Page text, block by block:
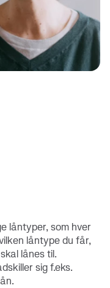
låntyper, som hver
låntype du får,
lånes til.
sig f.eks.